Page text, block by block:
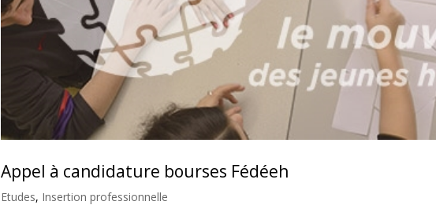
Appel à candidature bourses Fédéeh
Etudes, Insertion professionnelle